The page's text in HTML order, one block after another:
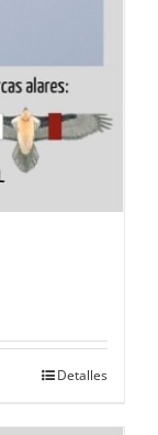
Detalles